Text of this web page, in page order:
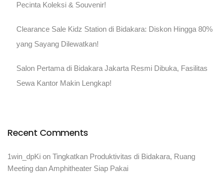
Pecinta Koleksi & Souvenir!
Clearance Sale Kidz Station di Bidakara: Diskon Hingga 80%
yang Sayang Dilewatkan!
Salon Pertama di Bidakara Jakarta Resmi Dibuka, Fasilitas
Sewa Kantor Makin Lengkap!
Recent Comments
1win_dpKi on Tingkatkan Produktivitas di Bidakara, Ruang
Meeting dan Amphitheater Siap Pakai